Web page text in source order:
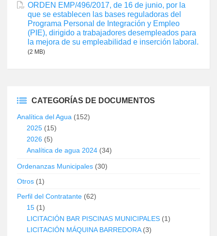
ORDEN EMP/496/2017, de 16 de junio, por la
que se establecen las bases reguladoras del
Programa Personal de Integración y Empleo
(PIE), dirigido a trabajadores desempleados para
la mejora de su empleabilidad e inserción laboral.
(2 MB)
CATEGORÍAS DE DOCUMENTOS
Analítica del Agua (152)
2025 (15)
2026 (5)
Analítica de agua 2024 (34)
Ordenanzas Municipales (30)
Otros (1)
Perfil del Contratante (62)
15 (1)
LICITACIÓN BAR PISCINAS MUNICIPALES (1)
LICITACIÓN MÁQUINA BARREDORA(3)